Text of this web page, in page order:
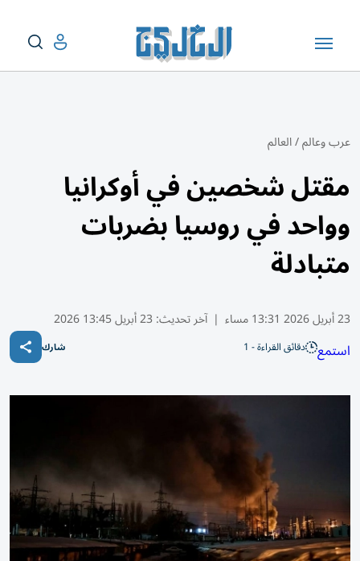
عرب وعالم/العالم
مقتل شخصين في أوكرانيا
وواحد في روسيا بضربات
متبادلة
23 أبريل 2026 13:31 مساء | آخر تحديث: 23 أبريل 13:45 2026
استمع دقائق القراءة - 1 شارك